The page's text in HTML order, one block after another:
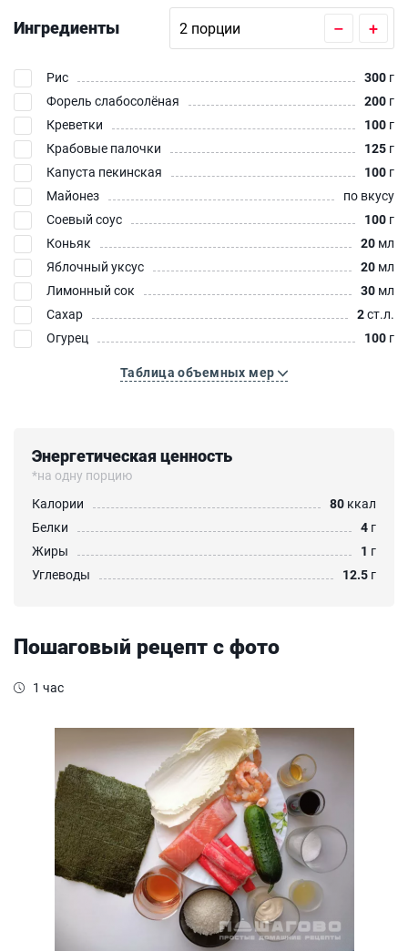
Ингредиенты – +
Рис 300 г
Форель слабосолёная
200 г
Креветки
100 г
Крабовые палочки
125 г
Капуста пекинская
100 г
Майонез
по вкусу
Соевый соус
100 г
Коньяк
20 мл
Яблочный уксус
20 мл
Лимонный сок
30 мл
Сахар
2ст.л.
Огурец
100 г
Таблица объемных мер
Энергетическая ценность
*на одну порцию
Калории
80 ккал
Белки
4 г
Жиры
1 г
Углеводы
12.5 г
Пошаговый рецепт с фото
1 час